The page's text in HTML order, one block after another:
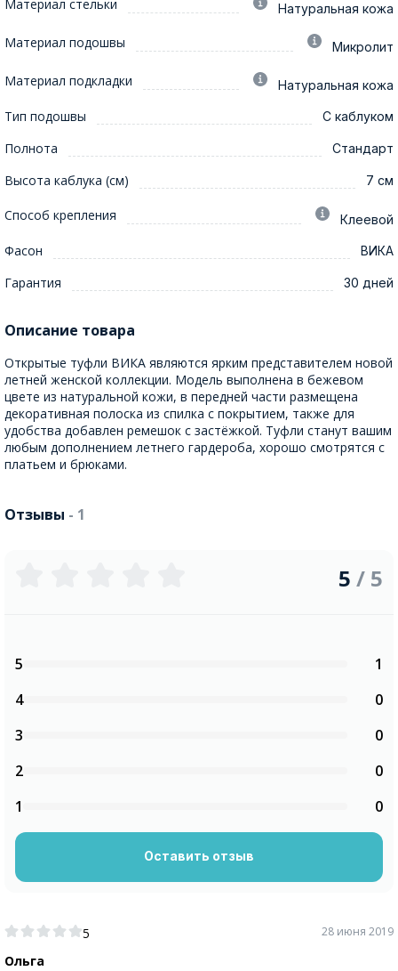
Материал стельки Натуральная кожа
Материал подошвы Микролит
Материал подкладки Натуральная кожа
Тип подошвы С каблуком
Полнота Стандарт
Высота каблука (см) 7 см
Способ крепления Клеевой
Фасон ВИКА
Гарантия 30 дней
Описание товара
Открытые туфли ВИКА являются ярким представителем новой
летней женской коллекции. Модель выполнена в бежевом
цвете из натуральной кожи, в передней части размещена
декоративная полоска из спилка с покрытием, также для
удобства добавлен ремешок с застёжкой. Туфли станут вашим
любым дополнением летнего гардероба, хорошо смотрятся с
платьем и брюками.
Отзывы - 1
5
Ольга
28 июня 2019
5 / 5
5
1
4
0
3
0
2
0
1
0
Оставить отзыв